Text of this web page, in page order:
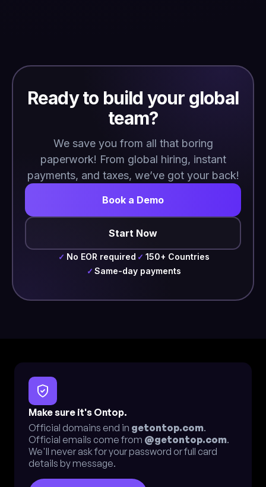
Ready to build your global
team?
We save you from all that boring
paperwork! From global hiring, instant
payments, and taxes, we’ve got your back!
Book a Demo
Start Now
✓ No EOR required ✓ 150+ Countries
✓ Same-day payments
Make sure it's Ontop.
Official domains end in getontop.com.
Official emails come from @getontop.com.
We'll never ask for your password or full card
details by message.